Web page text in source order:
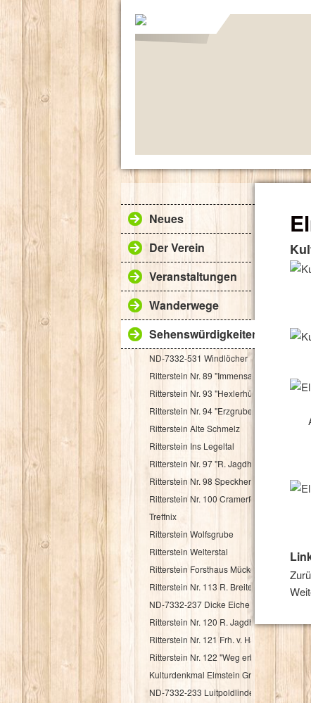
Neues
Der Verein
Veranstaltungen
Wanderwege
Sehenswürdigkeiten
ND-7332-531 Windlöcher
Ritterstein Nr. 89 "Immensack"
Ritterstein Nr. 93 "Hexlerhütte"
Ritterstein Nr. 94 "Erzgruben"
Ritterstein Alte Schmelz
Ritterstein Ins Legeltal
Ritterstein Nr. 97 "R. Jagdhaus"
Ritterstein Nr. 98 Speckhenrich
Ritterstein Nr. 100 Cramerfels
Treffnix
Ritterstein Wolfsgrube
Ritterstein Welterstal
Ritterstein Forsthaus Mückenwies
Ritterstein Nr. 113 R. Breitenstein 500 Schr.
ND-7332-237 Dicke Eiche
Ritterstein Nr. 120 R. Jagdhaus
Ritterstein Nr. 121 Frh. v. Haacke Holsriese
Ritterstein Nr. 122 "Weg erbaut Frh. v.
Kulturdenkmal Elmstein Grenzstein
ND-7332-233 Luitpoldlinde